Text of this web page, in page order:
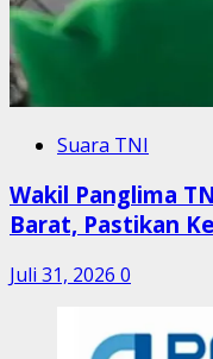
Suara TNI
Wakil Panglima
Barat, Pastikan
Juli 31, 2026 0